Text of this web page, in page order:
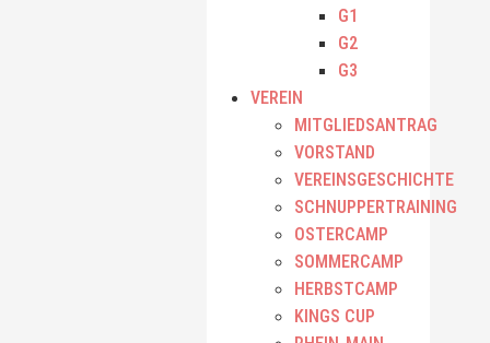
G1
G2
G3
VEREIN
MITGLIEDSANTRAG
VORSTAND
VEREINSGESCHICHTE
SCHNUPPERTRAINING
OSTERCAMP
SOMMERCAMP
HERBSTCAMP
KINGS CUP